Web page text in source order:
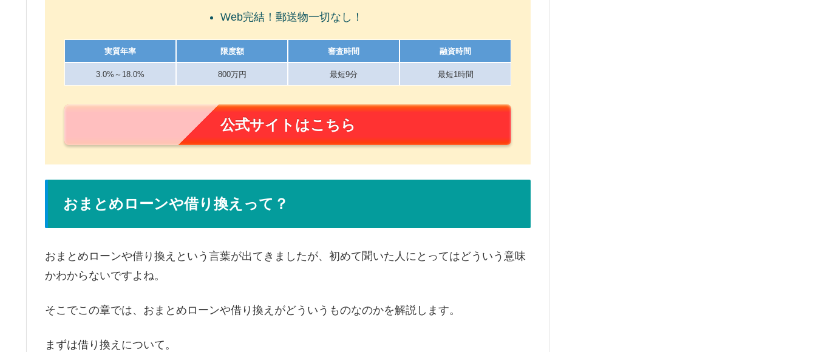
Web完結！郵送物一切なし！
実質年率
3.0%～18.0%
限度額
800万円
審査時間
最短9分
融資時間
最短1時間
公式サイトはこちら
おまとめローンや借り換えって？
おまとめローンや借り換えという言葉が出てきましたが、初めて聞いた人にとってはどういう意味
かわからないですよね。
そこでこの章では、おまとめローンや借り換えがどういうものなのかを解説します。
まずは借り換えについて。